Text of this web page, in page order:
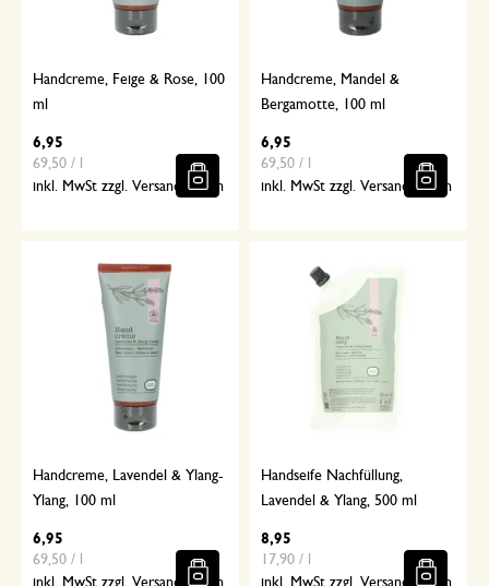
Handcreme, Feige & Rose, 100
ml
6,95
69,50 / l
inkl. MwSt zzgl. Versandkosten
Handcreme, Mandel &
Bergamotte, 100 ml
6,95
69,50 / l
inkl. MwSt zzgl. Versandkosten
Handcreme, Lavendel & Ylang-
Ylang, 100 ml
6,95
69,50 / l
inkl. MwSt zzgl. Versandkosten
Handseife Nachfüllung,
Lavendel & Ylang, 500 ml
8,95
17,90 / l
inkl. MwSt zzgl. Versandkosten